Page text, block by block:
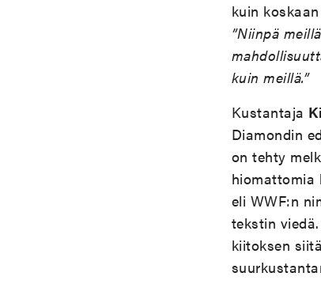
kuin
”Niinpä
kuin meillä.”
Kustantaja
Diamondin
on tehty
hiomattomia
eli WWF:n
tekstin
kiitoksen